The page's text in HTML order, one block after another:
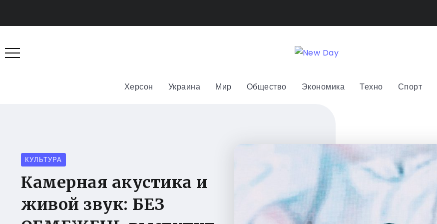
Херсон Украина Мир Общество Экономика Техно Спорт
КУЛЬТУРА
Камерная акустика и
живой звук: БЕЗ